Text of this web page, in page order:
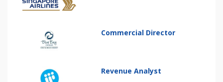
Commercial Director
Revenue Analyst